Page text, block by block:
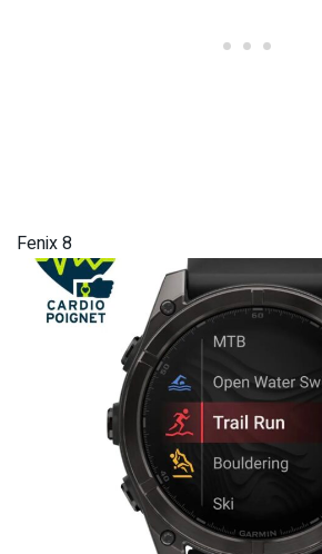
Fenix 8